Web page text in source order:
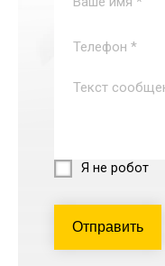
Я не робот
Отправить